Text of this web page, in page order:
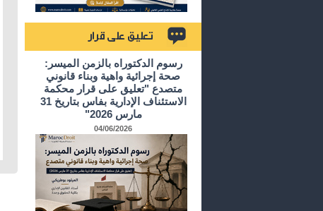
رسوم الدكتوراه بالزمن الميسر:
صحة إجرائية واهية وبناء قانوني
متصدع "تعليق على قرار محكمة
الاستئناف الإدارية بفاس بتاريخ 31
مارس 2026"
04/06/2026